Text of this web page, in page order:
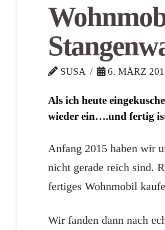
SUSA 6. MÄRZ
Als ich heute
wieder ein….und fertig
Anfang 2015 haben wir
nicht gerade reich sind.
fertiges Wohnmobil
Wir fanden dann nach